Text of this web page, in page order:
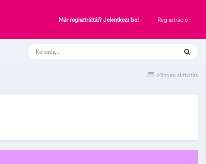
Már regisztráltál? Jelentkezz be! Regisztráció
Minden aktivitás